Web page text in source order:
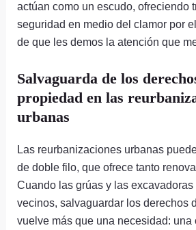
actúan como un escudo, ofreciendo
seguridad en medio del clamor por
de que les demos la atención que
Salvaguarda de los
propiedad en las
urbanas
Las reurbanizaciones urbanas
de doble filo, que ofrece tanto
Cuando las grúas y las
vecinos, salvaguardar los derechos
vuelve más que una necesidad: